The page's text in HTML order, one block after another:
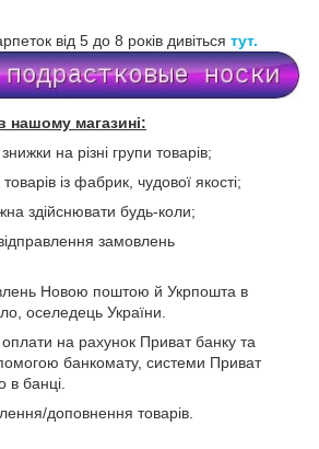
від 5 до 8 років дивіться тут.
нашому магазині:
знижки на різні групи товарів;
із фабрик, чудової якості;
здійснювати будь-коли;
замовлень
Новою поштою й Укрпошта в
оселедець України.
на рахунок Приват банку та
банкомату, системи Приват
в банці.
доповнення товарів.